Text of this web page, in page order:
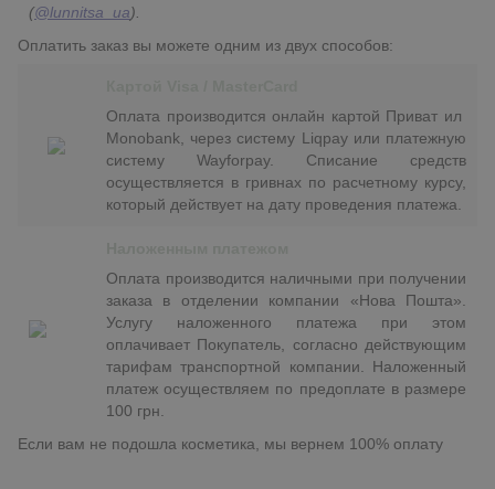
(@lunnitsa_ua).
Оплатить заказ вы можете одним из двух способов:
Оплата производится онлайн картой Приват ил
Monobank, через систему Liqpay или платежную
систему Wayforpay. Списание средств
осуществляется в гривнах по расчетному курсу,
который действует на дату проведения платежа.
Оплата производится наличными при получении
заказа в отделении компании «Нова Пошта».
Услугу наложенного платежа при этом
оплачивает Покупатель, согласно действующим
тарифам транспортной компании. Наложенный
платеж осуществляем по предоплате в размере
100 грн.
Если вам не подошла косметика, мы вернем 100% оплату